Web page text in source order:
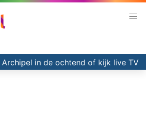
Archipel in de ochtend of kijk live TV